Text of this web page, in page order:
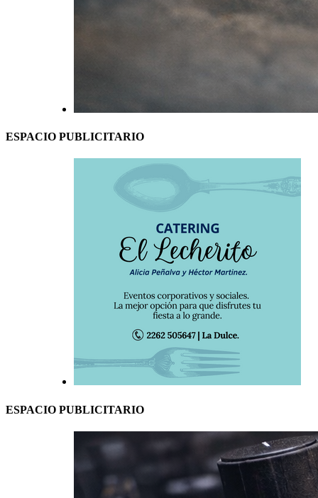
ESPACIO PUBLICITARIO
ESPACIO PUBLICITARIO